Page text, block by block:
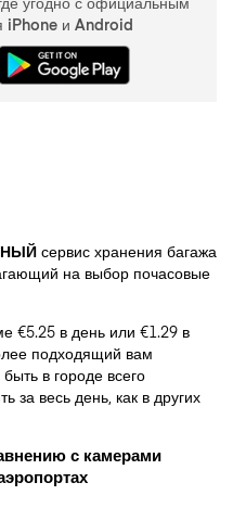
iPhone и Android
сервис хранения багажа
на выбор почасовые
€5.25 в день или €1.29 в
подходящий вам
в городе всего
за весь день, как в других
с камерами